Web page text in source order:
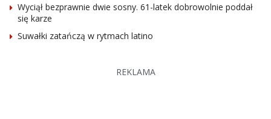
Wyciął bezprawnie dwie sosny. 61-latek dobrowolnie poddał
się karze
Suwałki zatańczą w rytmach latino
REKLAMA